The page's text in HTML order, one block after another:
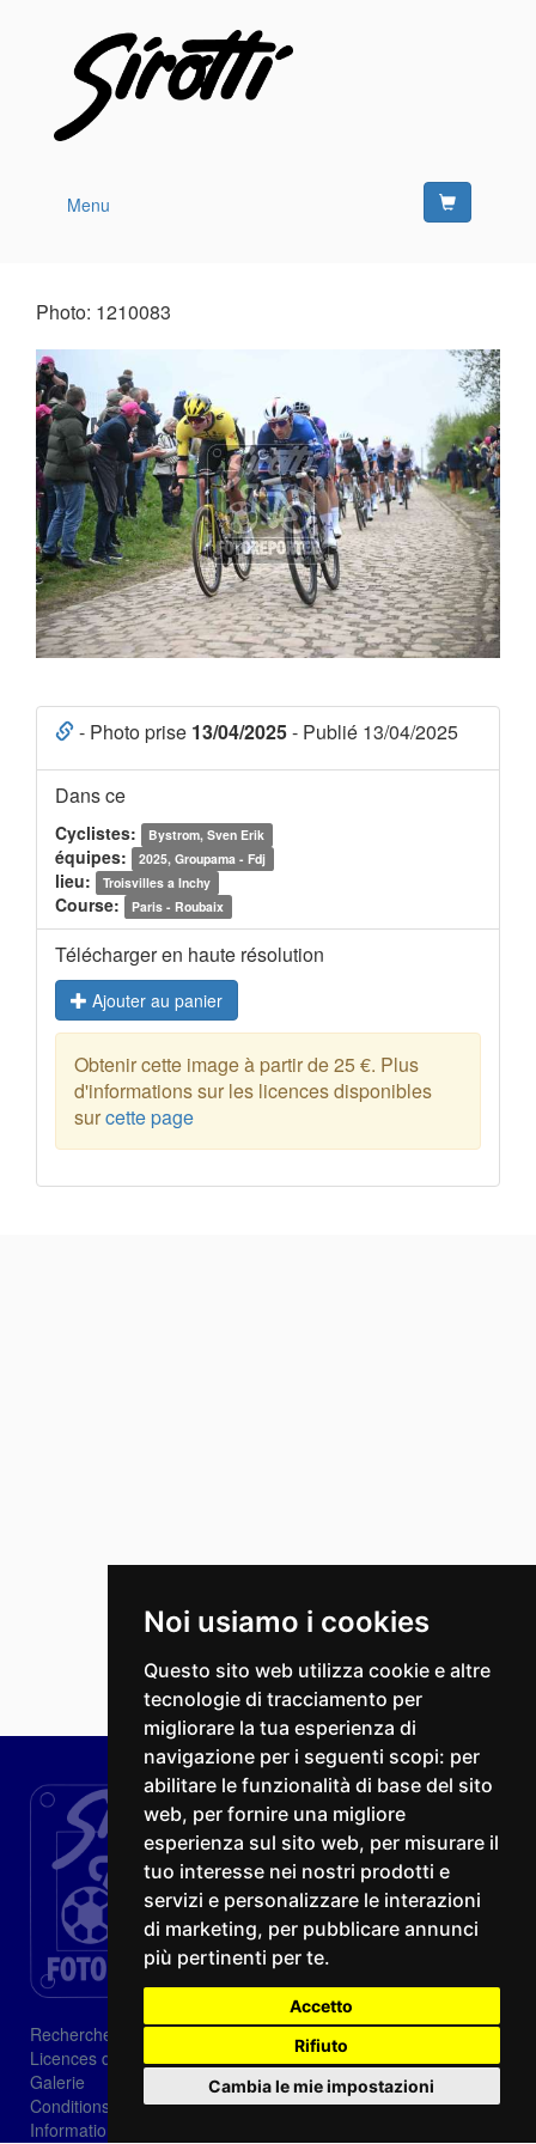
Noi usiamo i cookies
Questo sito web utilizza cookie e altre
tecnologie di tracciamento per
migliorare la tua esperienza di
navigazione per i seguenti scopi: per
abilitare le funzionalità di base del sito
web, per fornire una migliore
esperienza sul sito web, per misurare il
tuo interesse nei nostri prodotti e
servizi e personalizzare le interazioni
di marketing, per pubblicare annunci
più pertinenti per te.
Accetto
Rifiuto
Cambia le mie impostazioni
Menu
Photo: 1210083
- Photo prise 13/04/2025- Publié 13/04/2025
Dans ce
Cyclistes: Bystrom, Sven Erik
équipes: 2025, Groupama - Fdj
lieu: Troisvilles a Inchy
Course: Paris - Roubaix
Télécharger en haute résolution
Ajouter au panier
Obtenir cette image à partir de 25 €. Plus
d'informations sur les licences disponibles
surcette page
Recherche
Licences d'image
Galerie
Conditions de vente
Informations sur les cookies